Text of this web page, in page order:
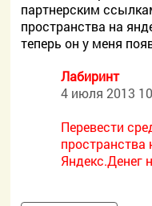
партнерским
пространства на
теперь он у меня
Лабиринт
4 июля 2013
Перевести
пространства
Яндекс.Денег